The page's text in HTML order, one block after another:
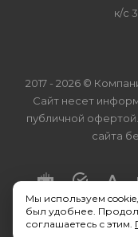
Мы используем
был удобнее.
соглашаетесь с этим.
к/с
2017 - 2026 ©
Сайт несет
публичной
сайта